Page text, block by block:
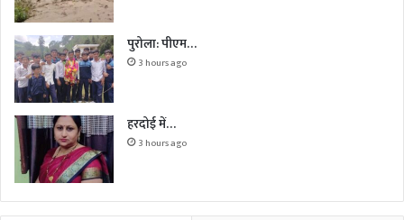
पुरोला: पीएम…
3 hours ago
हरदोई में…
3 hours ago